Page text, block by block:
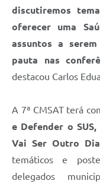
discutiremos
oferecer uma
assuntos a
pauta nas
destacou Carlos
A 7ª CMSAT terá
e Defender o
Vai Ser Outro
temáticos e
delegados